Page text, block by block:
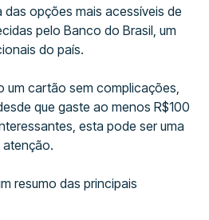
das opções mais acessíveis de
pelo Banco do Brasil, um
do país.
um cartão sem complicações,
que gaste ao menos R$100
esta pode ser uma
atenção.
resumo das principais